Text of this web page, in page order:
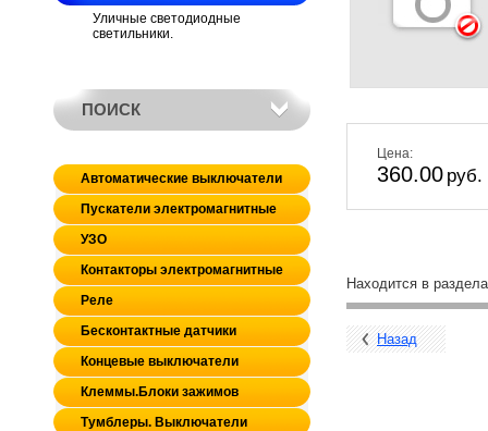
Цена:
360.00 руб.
Находится в
Назад
Уличные светодиодные
светильники.
ПОИСК
Автоматические выключатели
Пускатели электромагнитные
УЗО
Контакторы электромагнитные
Реле
Бесконтактные датчики
Концевые выключатели
Клеммы.Блоки зажимов
Тумблеры. Выключатели